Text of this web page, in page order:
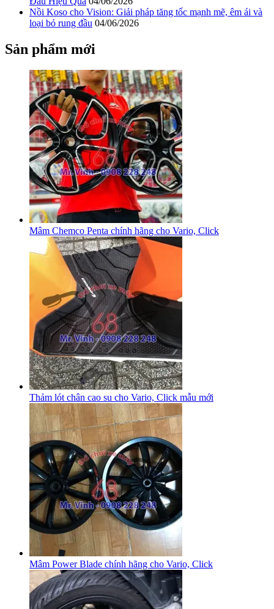
Nồi Koso cho Vision: Giải pháp tăng tốc mạnh mẽ, êm ái và
loại bỏ rung đầu 04/06/2026
Sản phẩm mới
Mâm Chemco Penta chính hãng cho Vario, Click
Thảm lót chân cao su cho Vario, Click mẫu mới
Mâm Power Blade chính hãng cho Vario, Click